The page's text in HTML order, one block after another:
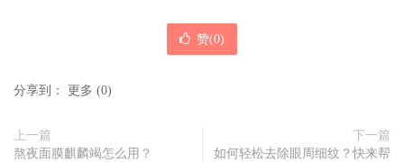
赞(0)
分享到： 更多 (0)
上一篇
熬夜面膜麒麟竭怎么用？
下一篇
如何轻松去除眼周细纹？快来帮